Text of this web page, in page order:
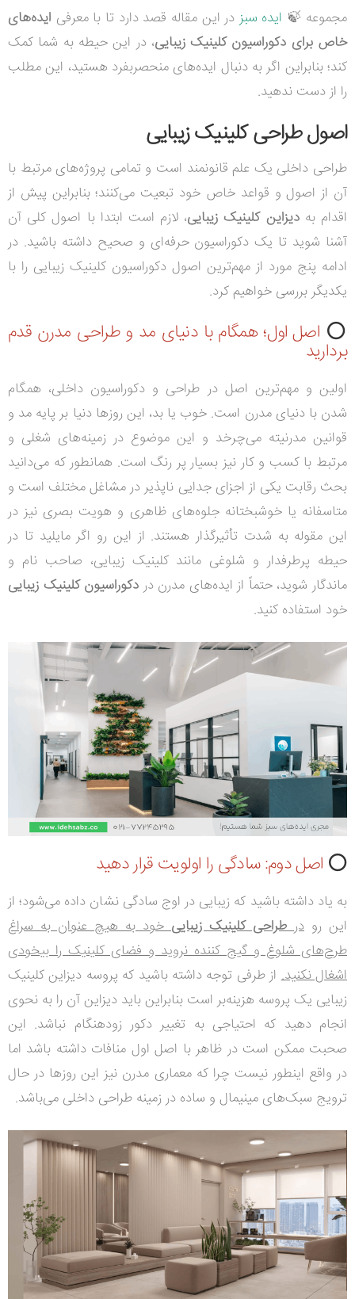
مجموعه 🍃 ایده سبز در این مقاله قصد دارد تا با معرفی ایده‌های
خاص برای دکوراسیون کلینیک زیبایی، در این حیطه به شما کمک
کند؛ بنابراین اگر به دنبال ایده‌های منحصربفرد هستید، این مطلب
را از دست ندهید.
اصول طراحی کلینیک زیبایی
طراحی داخلی یک علم قانونمند است و تمامی پروژه‌های مرتبط با
آن از اصول و قواعد خاص خود تبعیت می‌کنند؛ بنابراین پیش از
اقدام بهدیزاین کلینیک زیبایی، لازم است ابتدا با اصول کلی آن
آشنا شوید تا یک دکوراسیون حرفه‌ای و صحیح داشته باشید. در
ادامه پنج مورد از مهم‌ترین اصول دکوراسیون کلینیک زیبایی را با
یکدیگر بررسی خواهیم کرد.
⭕ اصل اول؛ همگام با دنیای مد و طراحی مدرن قدم
بردارید
اولین و مهم‌ترین اصل در طراحی و دکوراسیون داخلی، همگام
شدن با دنیای مدرن است. خوب یا بد، این روزها دنیا بر پایه مد و
قوانین مدرنیته می‌چرخد و این موضوع در زمینه‌های شغلی و
مرتبط با کسب و کار نیز بسیار پر رنگ است. همانطور که می‌دانید
بحث رقابت یکی از اجزای جدایی ناپذیر در مشاغل مختلف است و
متاسفانه یا خوشبختانه جلوه‌های ظاهری و هویت بصری نیز در
این مقوله به شدت تأثیرگذار هستند. از این رو اگر مایلید تا در
حیطه پرطرفدار و شلوغی مانند کلینیک زیبایی، صاحب نام و
ماندگار شوید، حتماً از ایده‌های مدرن در دکوراسیون کلینیک زیبایی
خود استفاده کنید.
⭕ اصل دوم: سادگی را اولویت قرار دهید
به یاد داشته باشید که زیبایی در اوج سادگی نشان داده می‌شود؛ از
این رو درطراحی کلینیک زیباییخود به هیچ عنوان به سراغ
طرح‌های شلوغ و گیج کننده نروید و فضای کلینیک را بیخودی
اشغال نکنید.از طرفی توجه داشته باشید که پروسه دیزاین کلینیک
زیبایی یک پروسه هزینه‌بر است بنابراین باید دیزاین آن را به نحوی
انجام دهید که احتیاجی به تغییر دکور زودهنگام نباشد. این
صحبت ممکن است در ظاهر با اصل اول منافات داشته باشد اما
در واقع اینطور نیست چرا که معماری مدرن نیز این روزها در حال
ترویج سبک‌های مینیمال و ساده در زمینه طراحی داخلی می‌باشد.